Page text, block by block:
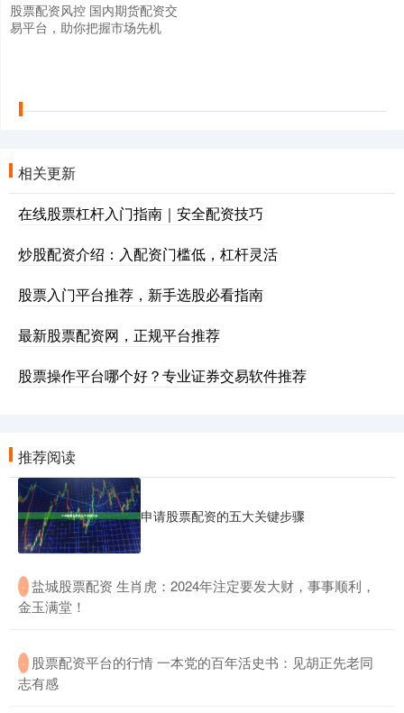
股票配资风控 国内期货配资交
易平台，助你把握市场先机
相关更新
在线股票杠杆入门指南｜安全配资技巧
炒股配资介绍：入配资门槛低，杠杆灵活
股票入门平台推荐，新手选股必看指南
最新股票配资网，正规平台推荐
股票操作平台哪个好？专业证券交易软件推荐
推荐阅读
申请股票配资的五大关键步骤
· ​盐城股票配资 生肖虎：2024年注定要发大财，事事顺利，
金玉满堂！
· ​股票配资平台的行情 一本党的百年活史书：见胡正先老同
志有感